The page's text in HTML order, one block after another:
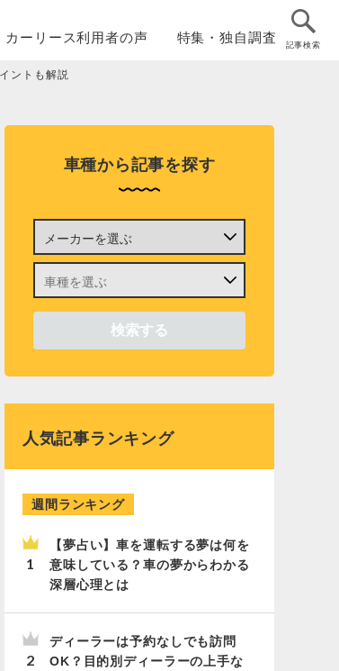
カーリース利用者の声 特集・独自調査 記事検索
ントも解説
車種から記事を探す
人気記事ランキング
週間ランキング
【夢占い】車を運転する夢は何を
意味している？車の夢からわかる
深層心理とは
ディーラーは予約なしでも訪問
OK？目的別ディーラーの上手な